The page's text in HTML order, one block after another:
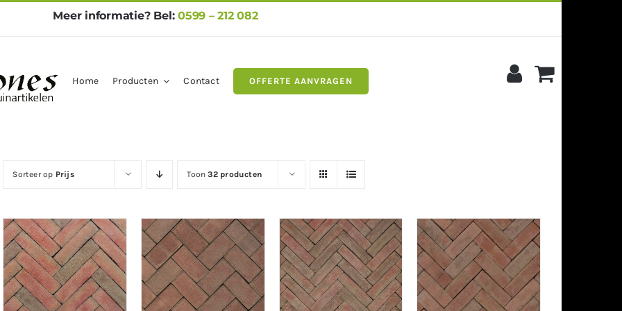
Meer informatie? Bel:0599 – 212 082
Home Producten Contact OFFERTE AANVRAGEN
Sorteer op Prijs Toon32 producten